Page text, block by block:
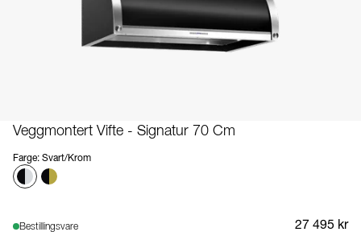
Veggmontert Vifte - Signatur 70 Cm
Farge: Svart/Krom
Bestillingsvare
27 495 kr